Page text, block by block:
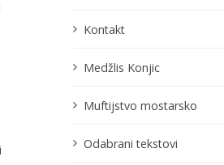
Kontakt
Medžlis Konjic
Muftijstvo mostarsko
Odabrani tekstovi